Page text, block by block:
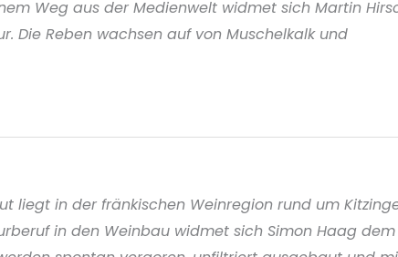
Weg aus der Medienwelt widmet sich Martin
Die Reben wachsen auf von Muschelkalk und
liegt in der fränkischen Weinregion rund um
in den Weinbau widmet sich Simon Haag